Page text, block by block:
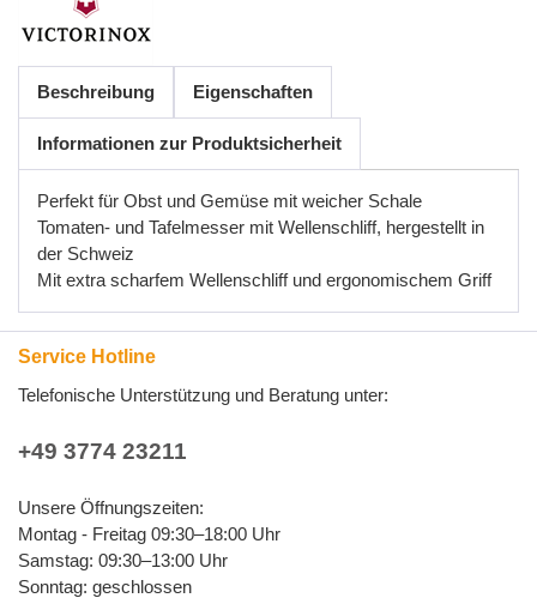
Beschreibung Eigenschaften
Informationen zur Produktsicherheit
Perfekt für Obst und Gemüse mit weicher Schale
Tomaten- und Tafelmesser mit Wellenschliff, hergestellt in
der Schweiz
Mit extra scharfem Wellenschliff und ergonomischem Griff
Service Hotline
Telefonische Unterstützung und Beratung unter:
+49 3774 23211
Unsere Öffnungszeiten:
Montag - Freitag 09:30–18:00 Uhr
Samstag: 09:30–13:00 Uhr
Sonntag: geschlossen